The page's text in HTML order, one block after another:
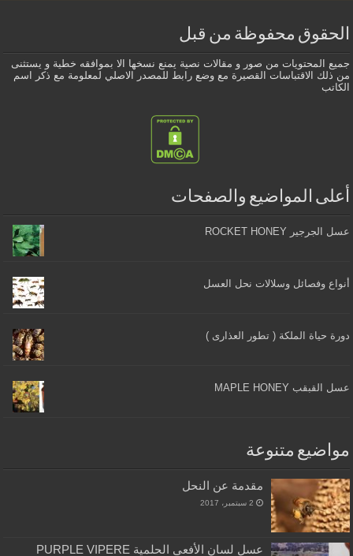
الحقوق محفوظة من قبل
جميع المحتويات من صور و مقالات نصية يمنع نسخها الا بموافقه خطية و يستثنى
من ذلك الاقتباسات القصيرة مع وضع رابط للمصدر الاصلي لمعلومة مع ذكر اسم
الكاتب
أعلى المواضيع والصفحات
عسل الجرجير ROCKET HONEY
أنواع وفصائل وسلالات نحل العسل
دورة حياة الملكة ( تطور العذارى )
عسل القبقب MAPLE HONEY
مواضيع متنوعة
مقدمة عن النحل
2 سبتمبر، 2017
عسل لسان الأفعى الحلمية PURPLE VIPERE